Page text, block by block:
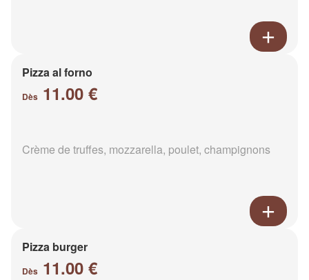
Pizza al forno
Dès 11.00 €
Crème de truffes, mozzarella, poulet, champignons
Pizza burger
Dès 11.00 €